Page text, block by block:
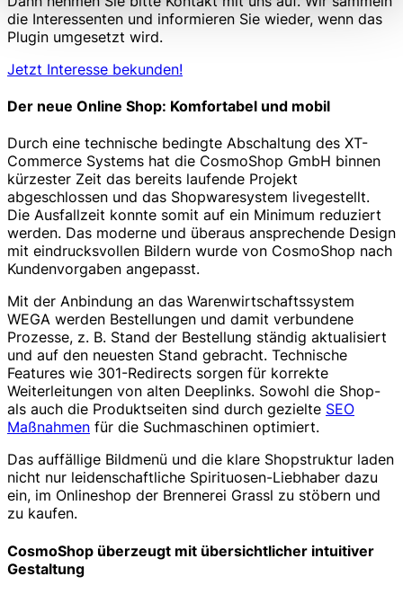
die Interessenten und informieren Sie wieder, wenn das
Plugin umgesetzt wird.
Jetzt Interesse bekunden!
Der neue Online Shop: Komfortabel und mobil
Durch eine technische bedingte Abschaltung des XT-
Commerce Systems hat die CosmoShop GmbH binnen
kürzester Zeit das bereits laufende Projekt
abgeschlossen und das Shopwaresystem livegestellt.
Die Ausfallzeit konnte somit auf ein Minimum reduziert
werden. Das moderne und überaus ansprechende Design
mit eindrucksvollen Bildern wurde von CosmoShop nach
Kundenvorgaben angepasst.
Mit der Anbindung an das Warenwirtschaftssystem
WEGA werden Bestellungen und damit verbundene
Prozesse, z. B. Stand der Bestellung ständig aktualisiert
und auf den neuesten Stand gebracht. Technische
Features wie 301-Redirects sorgen für korrekte
Weiterleitungen von alten Deeplinks. Sowohl die Shop-
als auch die Produktseiten sind durch gezielte SEO
Maßnahmen für die Suchmaschinen optimiert.
Das auffällige Bildmenü und die klare Shopstruktur laden
nicht nur leidenschaftliche Spirituosen-Liebhaber dazu
ein, im Onlineshop der Brennerei Grassl zu stöbern und
zu kaufen.
CosmoShop überzeugt mit übersichtlicher intuitiver
Gestaltung